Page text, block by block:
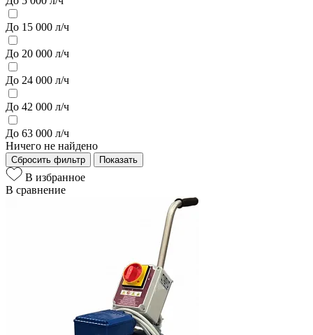
До 15 000 л/ч
До 20 000 л/ч
До 24 000 л/ч
До 42 000 л/ч
До 63 000 л/ч
Ничего не найдено
Сбросить фильтр Показать
В избранное
В сравнение